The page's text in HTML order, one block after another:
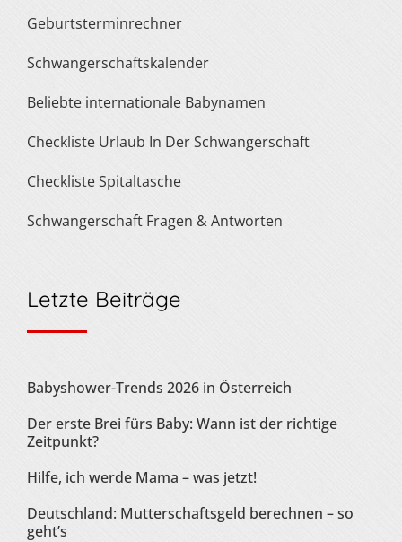
Geburtsterminrechner
Schwangerschaftskalender
Beliebte internationale Babynamen
Checkliste Urlaub In Der Schwangerschaft
Checkliste Spitaltasche
Schwangerschaft Fragen & Antworten
Letzte Beiträge
Babyshower-Trends 2026 in Österreich
Der erste Brei fürs Baby: Wann ist der richtige
Zeitpunkt?
Hilfe, ich werde Mama – was jetzt!
Deutschland: Mutterschaftsgeld berechnen – so
geht’s